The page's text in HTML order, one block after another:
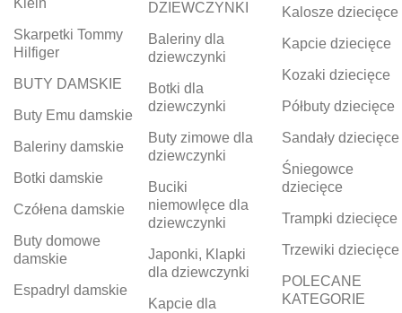
Klein
Skarpetki Tommy
Hilfiger
BUTY DAMSKIE
Buty Emu damskie
Baleriny damskie
Botki damskie
Czółena damskie
Buty domowe
damskie
Espadryl damskie
DZIEWCZYNKI
Baleriny dla
dziewczynki
Botki dla
dziewczynki
Buty zimowe dla
dziewczynki
Buciki
niemowlęce dla
dziewczynki
Japonki, Klapki
dla dziewczynki
Kapcie dla
Kalosze dziecięce
Kapcie dziecięce
Kozaki dziecięce
Półbuty dziecięce
Sandały dziecięce
Śniegowce
dziecięce
Trampki dziecięce
Trzewiki dziecięce
POLECANE
KATEGORIE